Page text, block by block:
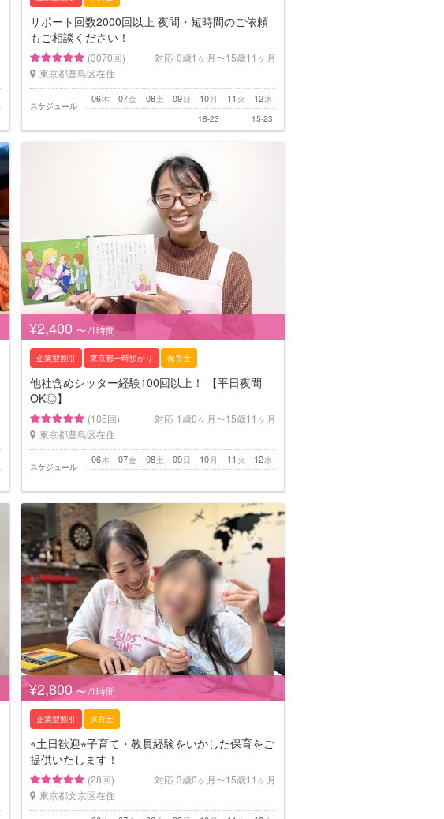
サポート回数2000回以上 夜間・短時間のご依頼
もご相談ください！
(3070回) 対応 0歳1ヶ月〜15歳11ヶ月
東京都豊島区在住
スケジュール
木
06 金
07 土
08 日
09 月
10 火
11 水
12
18-23 15-23
¥2,400 〜 /1時間
企業型割引 東京都一時預かり 保育士
他社含めシッター経験100回以上！ 【平日夜間
OK◎】
(105回) 対応 1歳0ヶ月〜15歳11ヶ月
東京都豊島区在住
スケジュール
木
06 金
07 土
08 日
09 月
10 火
11 水
12
¥2,800 〜 /1時間
企業型割引 保育士
⭐︎土日歓迎⭐︎子育て・教員経験をいかした保育をご
提供いたします！
(28回) 対応 3歳0ヶ月〜15歳11ヶ月
東京都文京区在住